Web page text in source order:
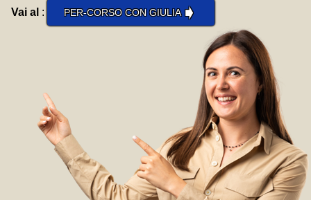
Vai al : PER-CORSO CON GIULIA➧